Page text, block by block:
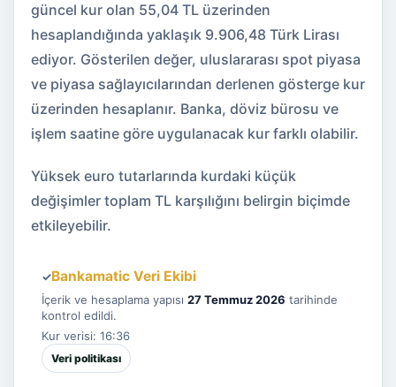
güncel kur olan 55,04 TL üzerinden
hesaplandığında yaklaşık 9.906,48 Türk Lirası
ediyor. Gösterilen değer, uluslararası spot piyasa
ve piyasa sağlayıcılarından derlenen gösterge kur
üzerinden hesaplanır. Banka, döviz bürosu ve
işlem saatine göre uygulanacak kur farklı olabilir.
Yüksek euro tutarlarında kurdaki küçük
değişimler toplam TL karşılığını belirgin biçimde
etkileyebilir.
✓Bankamatic Veri Ekibi
İçerik ve hesaplama yapısı 27 Temmuz 2026 tarihinde
kontrol edildi.
Kur verisi: 16:36
Veri politikası